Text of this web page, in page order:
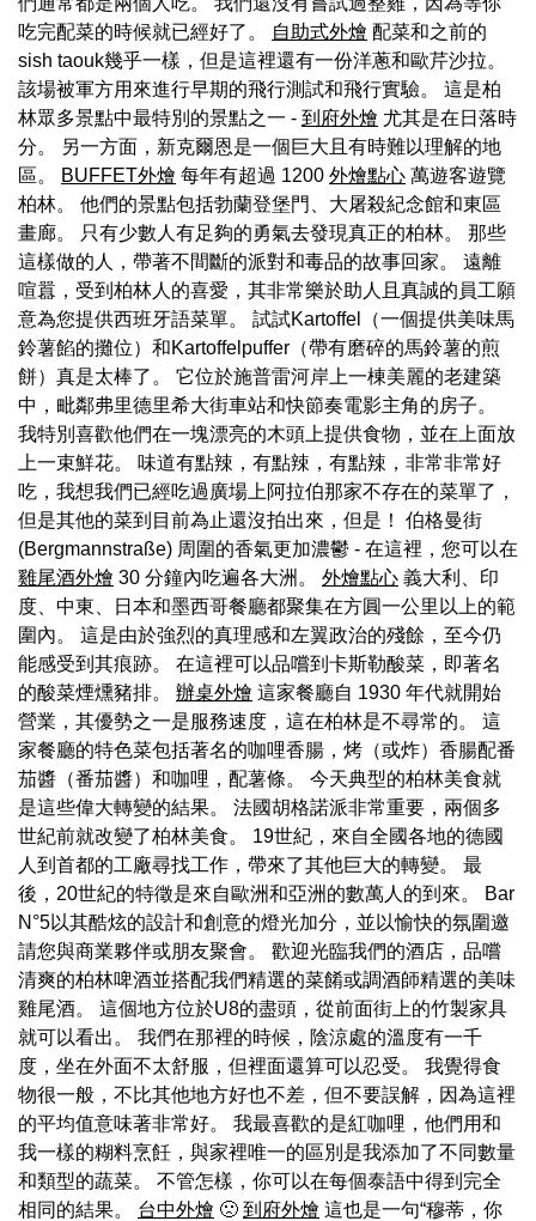
吃完配菜的時候就已經好了。
自助式外燴 配菜和之前的
sish taouk幾乎一樣，但是這裡還有一份洋蔥和歐芹沙拉。
該場被軍方用來進行早期的飛行測試和飛行實驗。 這是柏
林眾多景點中最特別的景點之一 - 到府外燴 尤其是在日落時
分。 另一方面，新克爾恩是一個巨大且有時難以理解的地
區。
BUFFET外燴 每年有超過 1200 外燴點心 萬遊客遊覽
柏林。 他們的景點包括勃蘭登堡門、大屠殺紀念館和東區
畫廊。 只有少數人有足夠的勇氣去發現真正的柏林。 那些
這樣做的人，帶著不間斷的派對和毒品的故事回家。 遠離
喧囂，受到柏林人的喜愛，其非常樂於助人且真誠的員工願
意為您提供西班牙語菜單。 試試Kartoffel（一個提供美味馬
鈴薯餡的攤位）和Kartoffelpuffer（帶有磨碎的馬鈴薯的煎
餅）真是太棒了。 它位於施普雷河岸上一棟美麗的老建築
中，毗鄰弗里德里希大街車站和快節奏電影主角的房子。
我特別喜歡他們在一塊漂亮的木頭上提供食物，並在上面放
上一束鮮花。 味道有點辣，有點辣，有點辣，非常非常好
吃，我想我們已經吃過廣場上阿拉伯那家不存在的菜單了，
但是其他的菜到目前為止還沒拍出來，但是！ 伯格曼街
(Bergmannstraße) 周圍的香氣更加濃鬱 - 在這裡，您可以在
雞尾酒外燴 30 分鐘內吃遍各大洲。 外燴點心 義大利、印
度、中東、日本和墨西哥餐廳都聚集在方圓一公里以上的範
圍內。 這是由於強烈的真理感和左翼政治的殘餘，至今仍
能感受到其痕跡。 在這裡可以品嚐到卡斯勒酸菜，即著名
的酸菜煙燻豬排。 辦桌外燴 這家餐廳自 1930 年代就開始
營業，其優勢之一是服務速度，這在柏林是不尋常的。 這
家餐廳的特色菜包括著名的咖哩香腸，烤（或炸）香腸配番
茄醬（番茄醬）和咖哩，配薯條。 今天典型的柏林美食就
是這些偉大轉變的結果。 法國胡格諾派非常重要，兩個多
世紀前就改變了柏林美食。 19世紀，來自全國各地的德國
人到首都的工廠尋找工作，帶來了其他巨大的轉變。 最
後，20世紀的特徵是來自歐洲和亞洲的數萬人的到來。 Bar
N°5以其酷炫的設計和創意的燈光加分，並以愉快的氛圍邀
請您與商業夥伴或朋友聚會。 歡迎光臨我們的酒店，品嚐
清爽的柏林啤酒並搭配我們精選的菜餚或調酒師精選的美味
雞尾酒。 這個地方位於U8的盡頭，從前面街上的竹製家具
就可以看出。 我們在那裡的時候，陰涼處的溫度有一千
度，坐在外面不太舒服，但裡面還算可以忍受。 我覺得食
物很一般，不比其他地方好也不差，但不要誤解，因為這裡
的平均值意味著非常好。 我最喜歡的是紅咖哩，他們用和
我一樣的糊料烹飪，與家裡唯一的區別是我添加了不同數量
和類型的蔬菜。 不管怎樣，你可以在每個泰語中得到完全
相同的結果。 台中外燴 🙁 到府外燴 這也是一句“穆蒂，你